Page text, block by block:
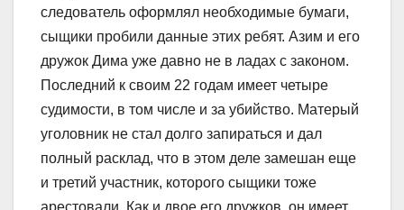
следователь оформлял необходимые бумаги,
сыщики пробили данные этих ребят. Азим и его
дружок Дима уже давно не в ладах с законом.
Последний к своим 22 годам имеет четыре
судимости, в том числе и за убийство. Матерый
уголовник не стал долго запираться и дал
полный расклад, что в этом деле замешан еще
и третий участник, которого сыщики тоже
арестовали. Как и двое его дружков, он имеет